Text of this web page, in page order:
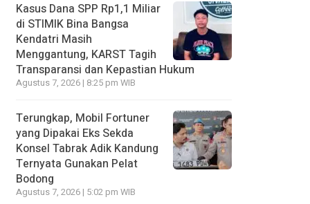
Kasus Dana SPP Rp1,1 Miliar
di STIMIK Bina Bangsa
Kendatri Masih
Menggantung, KARST Tagih
Transparansi dan Kepastian Hukum
Agustus 7, 2026 | 8:25 pm WIB
Terungkap, Mobil Fortuner
yang Dipakai Eks Sekda
Konsel Tabrak Adik Kandung
Ternyata Gunakan Pelat
Bodong
Agustus 7, 2026 | 5:02 pm WIB